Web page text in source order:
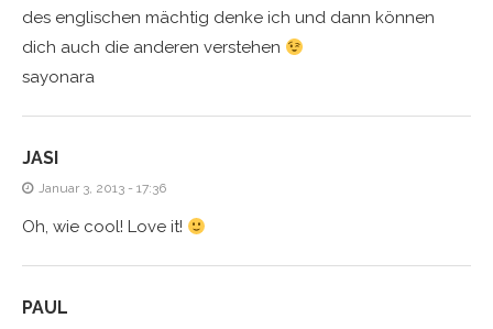
des englischen mächtig denke ich und dann können
dich auch die anderen verstehen
sayonara
JASI
Januar 3, 2013 - 17:36
Oh, wie cool! Love it!
PAUL